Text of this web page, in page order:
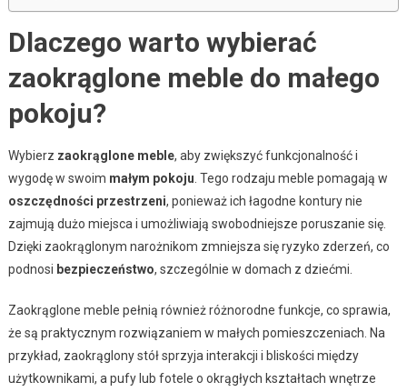
Dlaczego warto wybierać
zaokrąglone meble do małego
pokoju?
Wybierz zaokrąglone meble, aby zwiększyć funkcjonalność i
wygodę w swoim małym pokoju . Tego rodzaju meble pomagają w
oszczędności przestrzeni, ponieważ ich łagodne kontury nie
zajmują dużo miejsca i umożliwiają swobodniejsze poruszanie się.
Dzięki zaokrąglonym narożnikom zmniejsza się ryzyko zderzeń, co
podnosi bezpieczeństwo, szczególnie w domach z dziećmi.
Zaokrąglone meble pełnią również różnorodne funkcje, co sprawia,
że są praktycznym rozwiązaniem w małych pomieszczeniach. Na
przykład, zaokrąglony stół sprzyja interakcji i bliskości między
użytkownikami, a pufy lub fotele o okrągłych kształtach wnętrze